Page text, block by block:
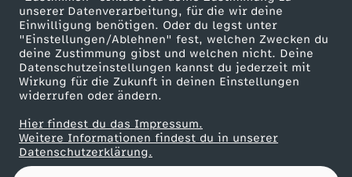
unserer Datenverarbeitung, für die wir deine
Einwilligung benötigen. Oder du legst unter
"Einstellungen/Ablehnen" fest, welchen Zwecken du
deine Zustimmung gibst und welchen nicht. Deine
Datenschutzeinstellungen kannst du jederzeit mit
Wirkung für die Zukunft in deinen Einstellungen
widerrufen oder ändern.
Hier findest du das Impressum.
Weitere Informationen findest du in unserer
Datenschutzerklärung.
2
6
Mainzelmännchen
Partner